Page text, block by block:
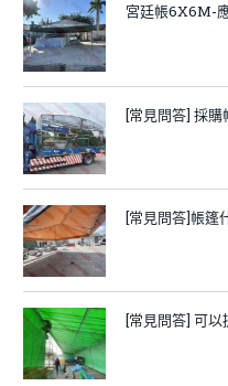
宮廷帳6X6M-
[常見問答] 採購
[常見問答]帳篷
[常見問答] 可以